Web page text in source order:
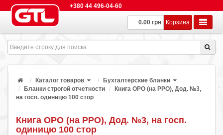
+380 44 496-04-60
0.00 грн Корзина
Каталог товаров
Бухгалтерские бланки
Бланки строгой отчетности
Книга ОРО (на РРО), Дод. №3,
на госп. одиницю 100 стор
Книга ОРО (на РРО), Дод. №3, на госп.
одиницю 100 стор